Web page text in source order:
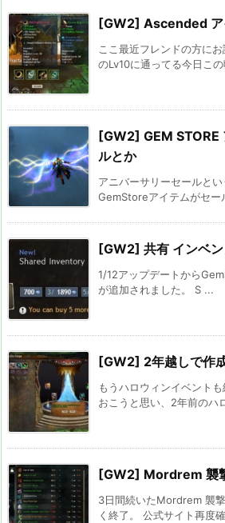
[GW2] Ascended ア
ここ最近フレンドの方に
のLv10に通ってる今日こ
[GW2] GEM STORE
ルとか
アニバーサリーセールと
GemStoreアイテムがセー
[GW2] 共有 インベ
1/12アップデートから
が追加されました。 S ...
[GW2] 2年越しで作
もうハロウィンイベント
おこうと思い、2年前のハ
[GW2] Mordrem 襲
3日間続いたMordrem 襲
く終了。 公式サイト再度